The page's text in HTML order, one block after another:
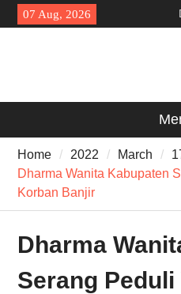
Skip
to
07 Aug, 2026
Home 2022 March
Dharma Wanita Kabupaten
Korban Banjir
Dharma
Serang Peduli